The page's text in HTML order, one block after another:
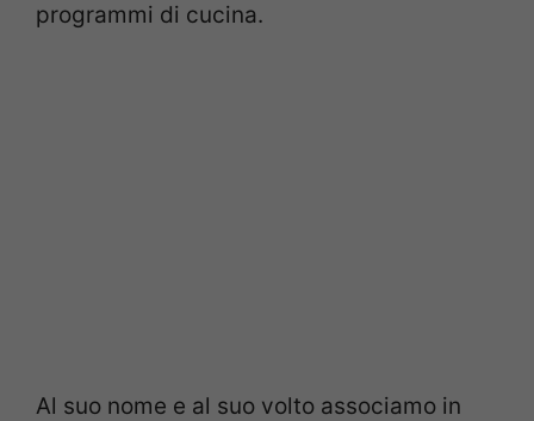
programmi di cucina.
Al suo nome e al suo volto associamo in